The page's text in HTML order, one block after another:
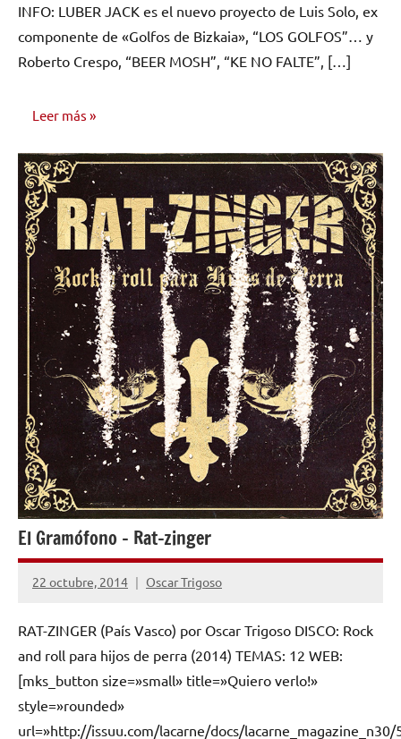
comentarios
INFO: LUBER JACK es el nuevo proyecto de Luis Solo, ex
componente de «Golfos de Bizkaia», “LOS GOLFOS”… y
Roberto Crespo, “BEER MOSH”, “KE NO FALTE”, […]
Leer más
GUÍA DE
MÚSICOS
El Gramófono – Rat-zinger
22 octubre, 2014 Oscar Trigoso
No
comentarios
RAT-ZINGER (País Vasco) por Oscar Trigoso DISCO: Rock
and roll para hijos de perra (2014) TEMAS: 12 WEB:
[mks_button size=»small» title=»Quiero verlo!»
style=»rounded»
url=»http://issuu.com/lacarne/docs/lacarne_magazine_n30/